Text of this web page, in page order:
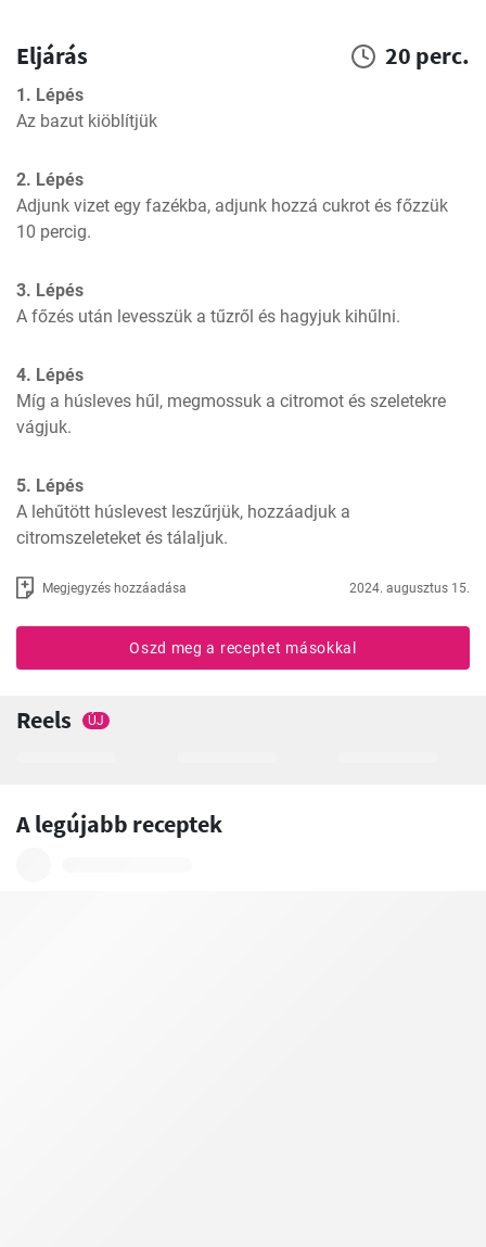
Eljárás 20 perc.
1. Lépés
Az bazut kiöblítjük
2. Lépés
Adjunk vizet egy fazékba, adjunk hozzá cukrot és főzzük
10 percig.
3. Lépés
A főzés után levesszük a tűzről és hagyjuk kihűlni.
4. Lépés
Míg a húsleves hűl, megmossuk a citromot és szeletekre
vágjuk.
5. Lépés
A lehűtött húslevest leszűrjük, hozzáadjuk a
citromszeleteket és tálaljuk.
Megjegyzés hozzáadása 2024. augusztus 15.
Oszd meg a receptet másokkal
Reels ÚJ
A legújabb receptek